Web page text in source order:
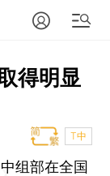
得明显
T中
组部在全国